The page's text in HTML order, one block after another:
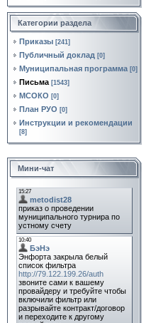
Категории раздела
Приказы [241]
Публичный доклад [0]
Муниципальная программа [0]
Письма [1543]
МСОКО [0]
План РУО [0]
Инструкции и рекомендации
[8]
Мини-чат